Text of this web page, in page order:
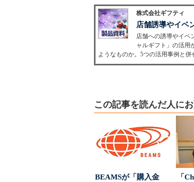
株式会社ギフティ
店舗誘導やイベ
店舗への誘導やイベ
ャルギフト」の活用
ようなものか。5つの活用事例と併
この記事を読んだ人に
BEAMSが「購入金
「